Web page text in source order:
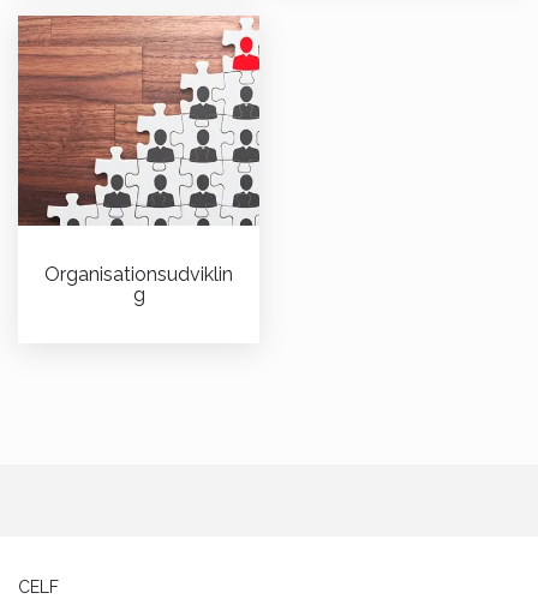
CELF udbyderDISC profilanalyser
opfølgningssamtaler af vores certificerede underviser. Enten
efter individuelt ønske eller typisk for virksomheder og
organisationer, der ønsker at styrke kommunikationen,
samarbejdet og produktiviteten i deres organisation.
Kulturforandringer med fokus på adfærd der kan nedbringe
ulykker på arbejdspladsen.
Organisationsudviklin
g
CELF